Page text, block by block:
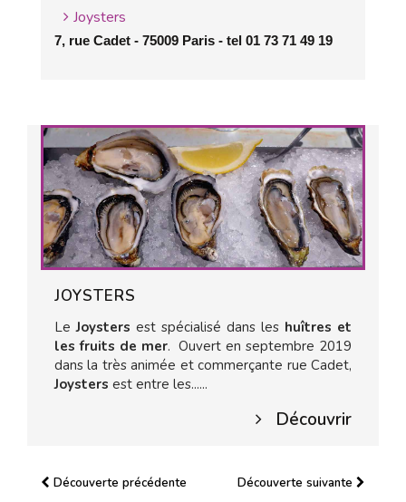
Joysters
7, rue Cadet - 75009 Paris - tel 01 73 71 49 19
JOYSTERS
Le Joysters est spécialisé dans les huîtres et
les fruits de mer. Ouvert en septembre 2019
dans la très animée et commerçante rue Cadet,
Joysters est entre les......
Découvrir
Découverte précédente Découverte suivante